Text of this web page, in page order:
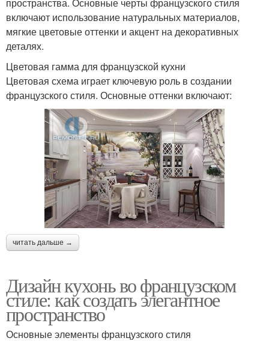
включают использование натуральных материалов,
мягкие цветовые оттенки и акцент на декоративных
деталях.
Цветовая гамма для французской кухни
Цветовая схема играет ключевую роль в создании
французского стиля. Основные оттенки включают:
читать дальше →
Дизайн кухонь во французском
стиле: как создать элегантное
пространство
Основные элементы французского стиля